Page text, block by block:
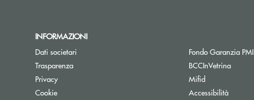
INFORMAZIONI
Dati societari
Trasparenza
Privacy
Cookie
Fondo Garanzia
BCCInVetrina
Mifid
Accessibilità